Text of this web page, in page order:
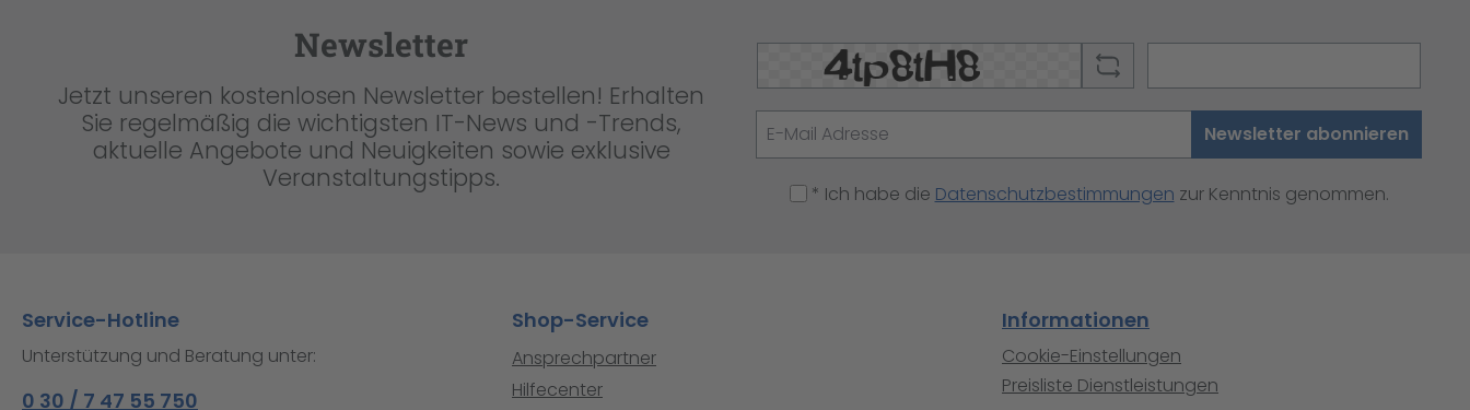
Newsletter
Jetzt unseren kostenlosen Newsletter bestellen! Erhalten
Sie regelmäßig die wichtigsten IT-News und -Trends,
aktuelle Angebote und Neuigkeiten sowie exklusive
Veranstaltungstipps.
Newsletter abonnieren
* Ich habe die Datenschutzbestimmungen zur Kenntnis genommen.
Service-Hotline
Unterstützung und Beratung unter:
0 30 / 7 47 55 750
Shop-Service
Ansprechpartner
Hilfecenter
Informationen
Cookie-Einstellungen
Preisliste Dienstleistungen